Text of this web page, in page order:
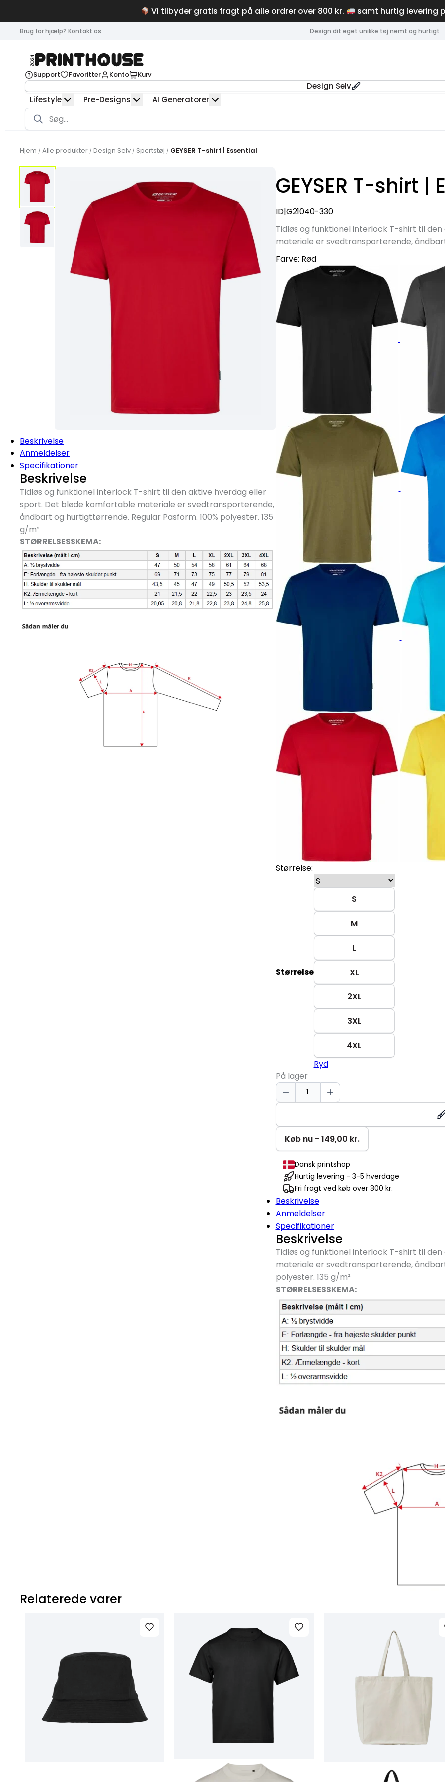
Vi tilbyder gratis fragt på alle ordrer over 800 kr. samt hurtig levering
Brug for hjælp? Kontakt os Design dit eget unikke tøj nemt og hurtigt
Support Favoritter Konto Kurv
Design Selv
Lifestyle
Pre-Designs AI Generatorer
Products
search
Hjem / Alle produkter / Design Selv / Sportstøj / GEYSER T-shirt | Essential
Beskrivelse
Anmeldelser
Specifikationer
Beskrivelse
Tidløs og funktionel interlock T-shirt til den aktive hverdag eller
sport. Det bløde komfortable materiale er svedtransporterende,
åndbart og hurtigttørrende. Regular Pasform. 100% polyester. 135
g/m²
STØRRELSESSKEMA:
GEYSER T-shirt |
ID|G21040-330
Tidløs og funktionel interlock T-shirt til
materiale er svedtransporterende,
Farve: Rød
Størrelse:
Størrelse
S
M
L
XL
2XL
3XL
4XL
Ryd
På lager
GEYSER
T-
|
Essential
antal
Køb nu - 149,00 kr.
Dansk printshop
Hurtig levering - 3-5 hverdage
Fri fragt ved køb over 800 kr.
Beskrivelse
Anmeldelser
Specifikationer
Beskrivelse
Tidløs og funktionel interlock T-shirt til
materiale er svedtransporterende,
polyester. 135 g/m²
STØRRELSESSKEMA:
Relaterede varer